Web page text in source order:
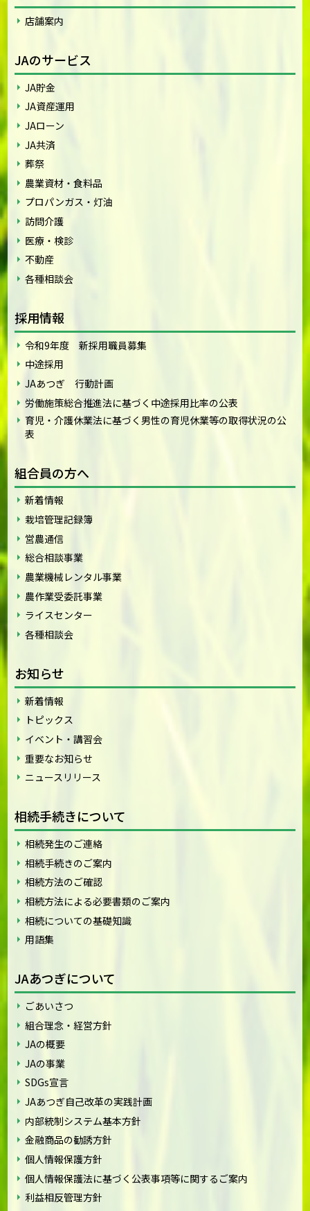
店舗案内
JAのサービス
JA貯金
JA資産運用
JAローン
JA共済
葬祭
農業資材・食料品
プロパンガス・灯油
訪問介護
医療・検診
不動産
各種相談会
採用情報
令和9年度 新採用職員募集
中途採用
JAあつぎ 行動計画
労働施策総合推進法に基づく中途採用比率の公表
育児・介護休業法に基づく男性の育児休業等の取得状況の公
表
組合員の方へ
新着情報
栽培管理記録簿
営農通信
総合相談事業
農業機械レンタル事業
農作業受委託事業
ライスセンター
各種相談会
お知らせ
新着情報
トピックス
イベント・講習会
重要なお知らせ
ニュースリリース
相続手続きについて
相続発生のご連絡
相続手続きのご案内
相続方法のご確認
相続方法による必要書類のご案内
相続についての基礎知識
用語集
JAあつぎについて
ごあいさつ
組合理念・経営方針
JAの概要
JAの事業
SDGs宣言
JAあつぎ自己改革の実践計画
内部統制システム基本方針
金融商品の勧誘方針
個人情報保護方針
個人情報保護法に基づく公表事項等に関するご案内
利益相反管理方針